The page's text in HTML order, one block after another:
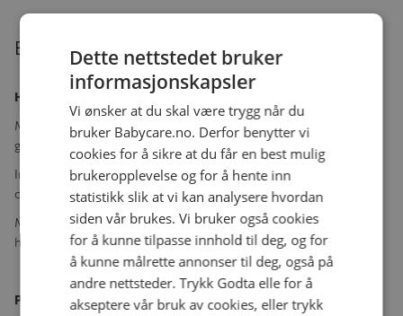
Beskrivelse
Har du et barn som beveger seg mye om natten?
Med Easygrow nattpose vil barnet sove trygt og komfortabelt
gjennom hele natten, med stabil temperatur.
Innsiden er posen er 100% bambusviskose og er derfor supermyk
og behagelig mot barnets hud.
Med Easygrow Nattpose vil barnet sove trygt og lunt gjennom
hele natten og med stabil temperatur.
Produktegenskaper:
Dette nettstedet bruker
informasjonskapsler
Vi ønsker at du skal være trygg når du
bruker Babycare.no. Derfor benytter vi
cookies for å sikre at du får en best mulig
brukeropplevelse og for å hente inn
statistikk slik at vi kan analysere hvordan
siden vår brukes. Vi bruker også cookies
for å kunne tilpasse innhold til deg, og for
å kunne målrette annonser til deg, også på
andre nettsteder. Trykk Godta elle for å
akseptere vår bruk av cookies, eller trykk